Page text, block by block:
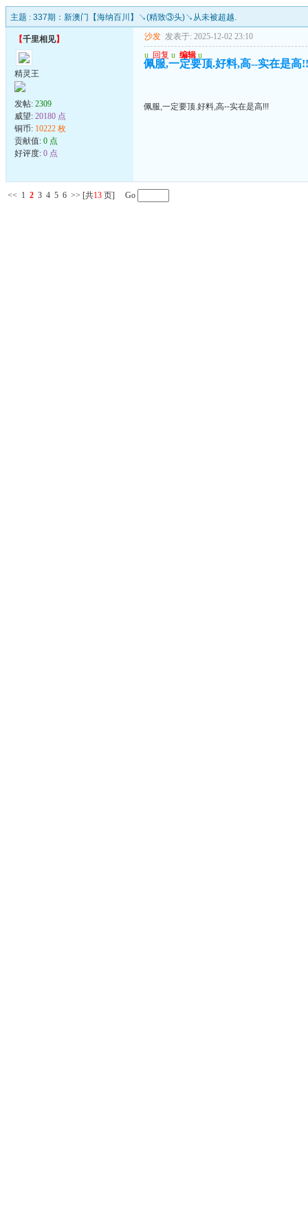
主题 : 337期：新澳门【海纳百川】↘(精致③头)↘从未被超越.
【千里相见】
精灵王
发帖: 2309
威望: 20180 点
铜币: 10222 枚
贡献值: 0 点
好评度: 0 点
沙发 发表于: 2025-12-02 23:10
u 回复 u 编辑 u
佩服,一定要顶.好料,高--实在是高
佩服,一定要顶.好料,高--实在是高!!!
<< 1 2 3 4 5 6 >> [共13 页] Go